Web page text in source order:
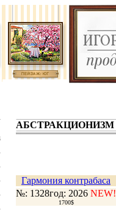
АБСТРАКЦИОНИЗМ
Гармония контрабаса
№: 1328год: 2026 NEW!
1700$